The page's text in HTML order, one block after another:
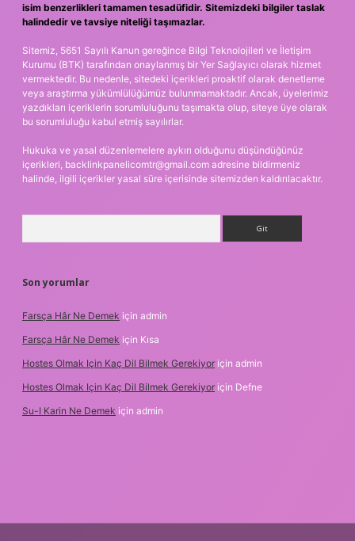
isim benzerlikleri tamamen tesadüfidir. Sitemizdeki bilgiler taslak
halindedir ve tavsiye niteliği taşımazlar.
Sitemiz, 5651 Sayılı Kanun gereğince Bilgi Teknolojileri ve İletişim
Kurumu (BTK) tarafından onaylanmış bir Yer Sağlayıcı olarak hizmet
vermektedir. Bu nedenle, sitedeki içerikleri proaktif olarak denetleme
veya araştırma yükümlülüğümüz bulunmamaktadır. Ancak, üyelerimiz
yazdıkları içeriklerin sorumluluğunu taşımakta olup, siteye üye olarak
bu sorumluluğu kabul etmiş sayılırlar.
Hukuka ve yasal düzenlemelere aykırı olduğunu düşündüğünüz
içerikleri, backlinkpanelicomtr@gmail.com adresine bildirmeniz
halinde, ilgili içerikler yasal süre içerisinde sitemizden kaldırılacaktır.
Son yorumlar
Farsça Hâr Ne Demek için admin
Farsça Hâr Ne Demek için Kısa
Hostes Olmak Için Kaç Dil Bilmek Gerekiyor için admin
Hostes Olmak Için Kaç Dil Bilmek Gerekiyor için Defne
Su-I Karin Ne Demek için admin